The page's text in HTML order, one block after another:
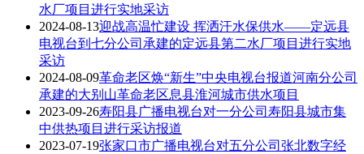
水厂项目进行实地采访
2024-08-13迎战高温忙建设 挥洒汗水保供水——定远县
电视台到七分公司承建的定远县第二水厂项目进行实地
采访
2024-08-09革命老区焕“新生”中央电视台报道河南分公司
承建的大别山革命老区息县淮河城市供水项目
2023-09-26寿阳县广播电视台对一分公司寿阳县城市集
中供热项目进行采访报道
2023-07-19张家口市广播电视台对五分公司张北数字经